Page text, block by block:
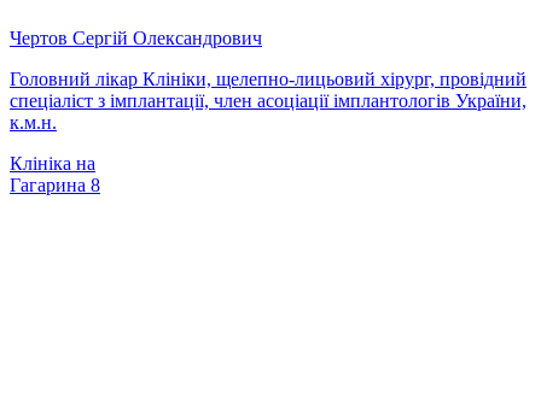
Чертов Сергій Олександрович
Головний лікар Клініки, щелепно-лицьовий хірург, провідний
спеціаліст з імплантації, член асоціації імплантологів України,
к.м.н.
Клініка на
Гагарина 8